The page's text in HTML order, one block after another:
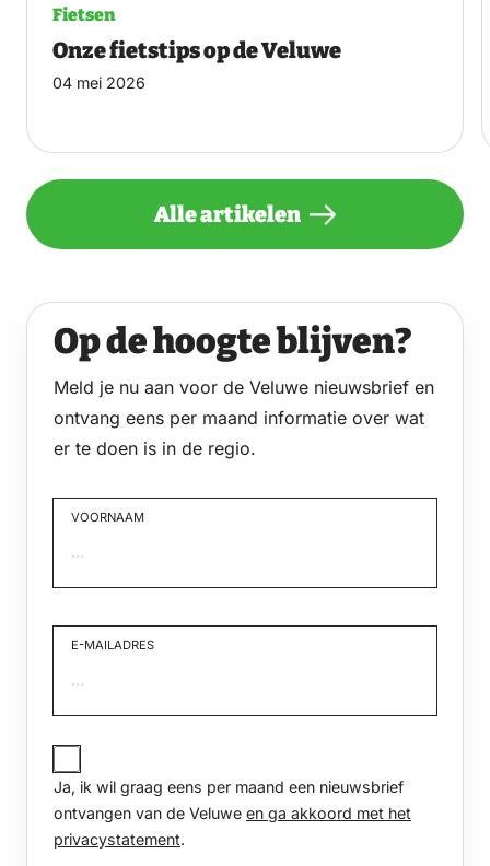
Fietsen
Onze fietstips op de Veluwe
04 mei 2026
Alle artikelen
Op de hoogte blijven?
Meld je nu aan voor de Veluwe nieuwsbrief en
ontvang eens per maand informatie over wat
er te doen is in de regio.
VOORNAAM
E-MAILADRES
JA,
IK
WIL
GRAAG
PER
Ja, ik wil graag eens per maand een nieuwsbrief
ontvangen van de Veluwe en ga akkoord met het
privacystatement.